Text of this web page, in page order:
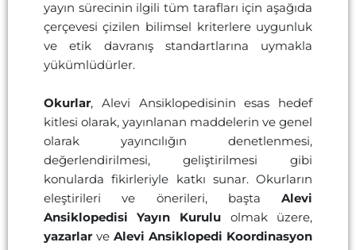
yayın sürecinin ilgili tüm tarafları için aşağıda
çerçevesi çizilen bilimsel kriterlere uygunluk
ve etik davranış standartlarına uymakla
yükümlüdürler.
Okurlar, Alevi Ansiklopedisinin esas hedef
kitlesi olarak, yayınlanan maddelerin ve genel
olarak yayıncılığın denetlenmesi,
değerlendirilmesi, geliştirilmesi gibi
konularda fikirleriyle katkı sunar. Okurların
eleştirileri ve önerileri, baştaAlevi
Ansiklopedisi Yayın Kurulu olmak üzere,
yazarlar ve Alevi Ansiklopedi Koordinasyon